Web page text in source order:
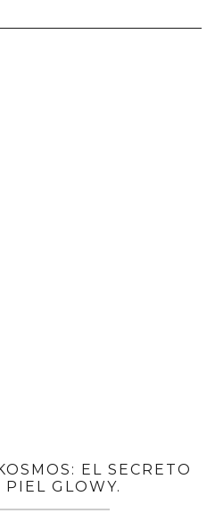
EL SECRETO
PIEL GLOWY.